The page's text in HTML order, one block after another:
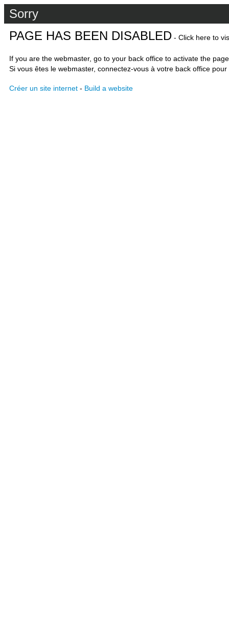
Sorry
PAGE HAS BEEN DISABLED - Click here to
If you are the webmaster, go to your back office to activate the
Si vous êtes le webmaster, connectez-vous à votre back office
Créer un site internet - Build a website